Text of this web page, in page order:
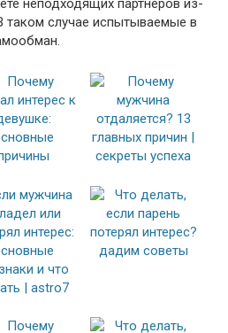
неподходящих партнеров из-
таком случае испытываемые в